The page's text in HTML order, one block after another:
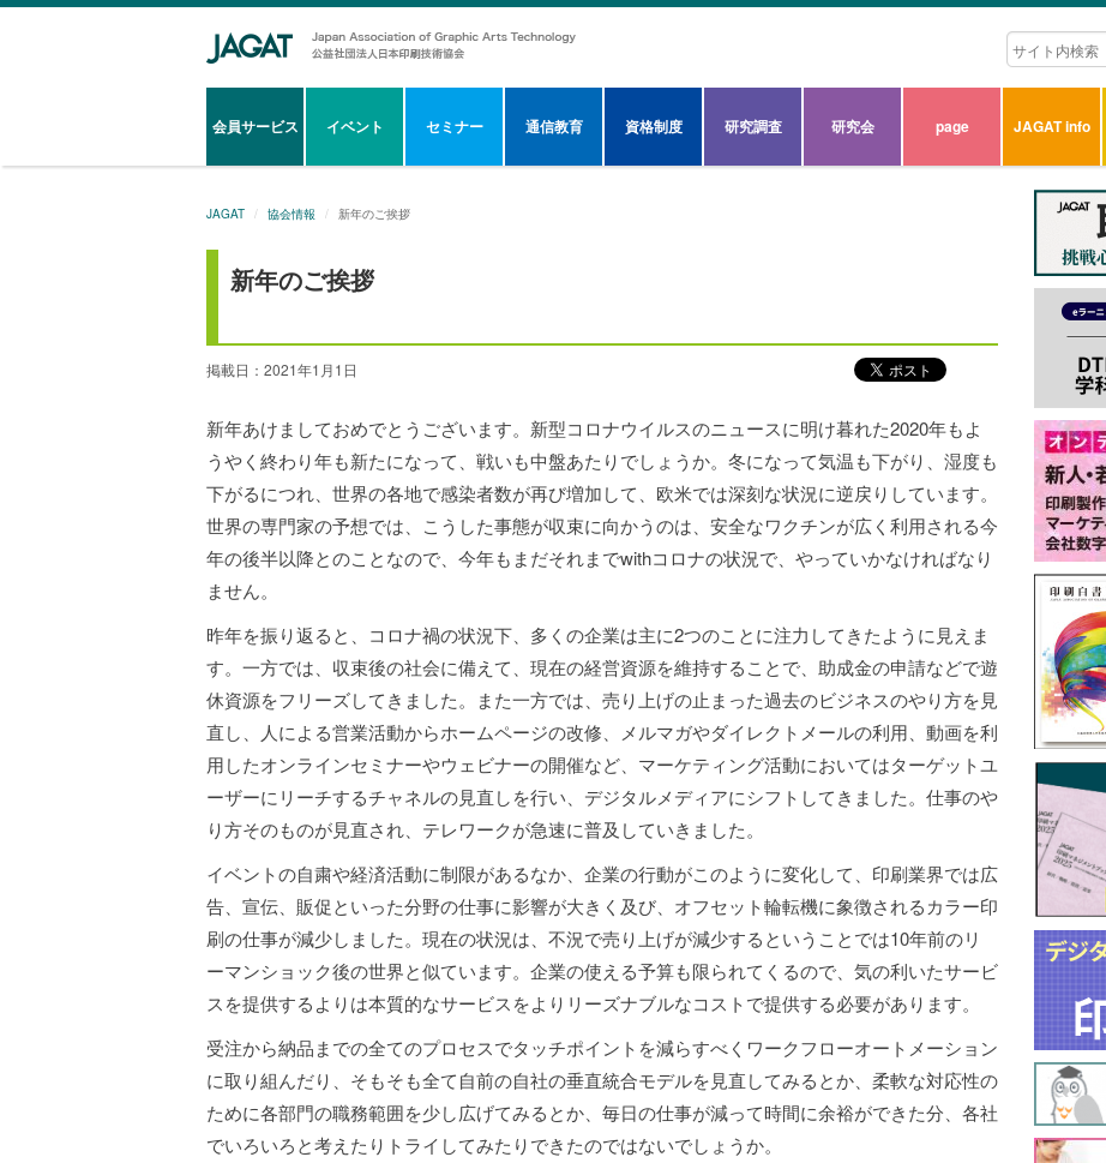
会員サービス イベント セミナー 通信教育 資格制度 研究調査 研究会 page JAGAT info
JAGAT 協会情報 新年のご挨拶
新年のご挨拶
掲載日：2021年1月1日
新年あけましておめでとうございます。新型コロナウイルスのニュースに明け暮れた2020年もよ
うやく終わり年も新たになって、戦いも中盤あたりでしょうか。冬になって気温も下がり、湿度も
下がるにつれ、世界の各地で感染者数が再び増加して、欧米では深刻な状況に逆戻りしています。
世界の専門家の予想では、こうした事態が収束に向かうのは、安全なワクチンが広く利用される今
年の後半以降とのことなので、今年もまだそれまでwithコロナの状況で、やっていかなければなり
ません。
昨年を振り返ると、コロナ禍の状況下、多くの企業は主に2つのことに注力してきたように見えま
す。一方では、収束後の社会に備えて、現在の経営資源を維持することで、助成金の申請などで遊
休資源をフリーズしてきました。また一方では、売り上げの止まった過去のビジネスのやり方を見
直し、人による営業活動からホームページの改修、メルマガやダイレクトメールの利用、動画を利
用したオンラインセミナーやウェビナーの開催など、マーケティング活動においてはターゲットユ
ーザーにリーチするチャネルの見直しを行い、デジタルメディアにシフトしてきました。仕事のや
り方そのものが見直され、テレワークが急速に普及していきました。
イベントの自粛や経済活動に制限があるなか、企業の行動がこのように変化して、印刷業界では広
告、宣伝、販促といった分野の仕事に影響が大きく及び、オフセット輪転機に象徴されるカラー印
刷の仕事が減少しました。現在の状況は、不況で売り上げが減少するということでは10年前のリ
ーマンショック後の世界と似ています。企業の使える予算も限られてくるので、気の利いたサービ
スを提供するよりは本質的なサービスをよりリーズナブルなコストで提供する必要があります。
受注から納品までの全てのプロセスでタッチポイントを減らすべくワークフローオートメーション
に取り組んだり、そもそも全て自前の自社の垂直統合モデルを見直してみるとか、柔軟な対応性の
ために各部門の職務範囲を少し広げてみるとか、毎日の仕事が減って時間に余裕ができた分、各社
でいろいろと考えたりトライしてみたりできたのではないでしょうか。